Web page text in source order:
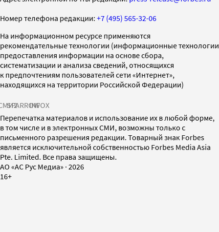
Номер телефона редакции: +7 (495) 565-32-06
На информационном ресурсе применяются
рекомендательные технологии (информационные технологии
предоставления информации на основе сбора,
систематизации и анализа сведений, относящихся
к предпочтениям пользователей сети «Интернет»,
находящихся на территории Российской Федерации)
SPARROWINFOX
Перепечатка материалов и использование их в любой форме,
в том числе и в электронных СМИ, возможны только с
письменного разрешения редакции. Товарный знак Forbes
является исключительной собственностью Forbes Media Asia
Pte. Limited. Все права защищены.
AO «АС Рус Медиа» · 2026
16+